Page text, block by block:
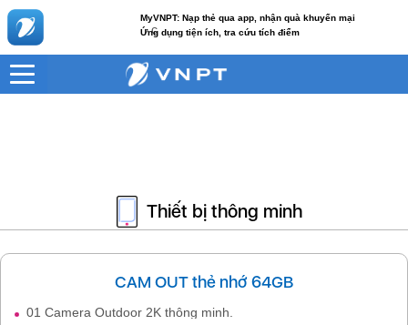
MyVNPT: Nạp thẻ qua app, nhận quà khuyến mại
Ứng dụng tiện ích, tra cứu tích điểm
c
Thiết bị thông minh
CAM OUT thẻ nhớ 64GB
01 Camera Outdoor 2K thông minh.